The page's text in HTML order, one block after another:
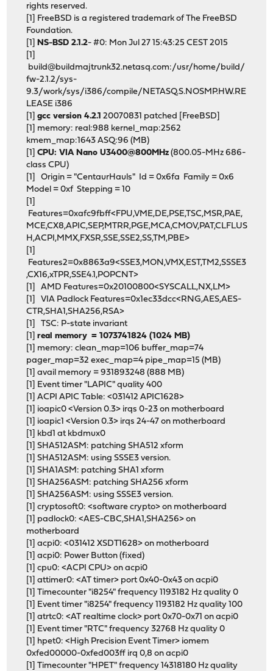
rights reserved.
[1] FreeBSD is a registered trademark of The FreeBSD
Foundation.
[1]NS-BSD 2.1.2- #0: Mon Jul 27 15:43:25 CEST 2015
[1]
build@buildmajtrunk32.netasq.com:/usr/home/build/
fw-2.1.2/sys-
9.3/work/sys/i386/compile/NETASQ.S.NOSMP.HW.RE
LEASE i386
[1]gcc version 4.2.1 20070831 patched [FreeBSD]
[1] memory: real:988 kernel_map:2562
kmem_map:1643 ASQ:96 (MB)
[1]CPU: VIA Nano U3400@800MHz (800.05-MHz 686-
class CPU)
[1] Origin = "CentaurHauls" Id = 0x6fa Family = 0x6
Model = 0xf Stepping = 10
[1]
Features=0xafc9fbff<FPU,VME,DE,PSE,TSC,MSR,PAE,
MCE,CX8,APIC,SEP,MTRR,PGE,MCA,CMOV,PAT,CLFLUS
H,ACPI,MMX,FXSR,SSE,SSE2,SS,TM,PBE>
[1]
Features2=0x8863a9<SSE3,MON,VMX,EST,TM2,SSSE3
,CX16,xTPR,SSE4.1,POPCNT>
[1] AMD Features=0x20100800<SYSCALL,NX,LM>
[1] VIA Padlock Features=0x1ec33dcc<RNG,AES,AES-
CTR,SHA1,SHA256,RSA>
[1] TSC: P-state invariant
[1]real memory = 1073741824 (1024 MB)
[1] memory: clean_map=106 buffer_map=74
pager_map=32 exec_map=4 pipe_map=15 (MB)
[1] avail memory = 931893248 (888 MB)
[1] Event timer "LAPIC" quality 400
[1] ACPI APIC Table: <031412 APIC1628>
[1] ioapic0 <Version 0.3> irqs 0-23 on motherboard
[1] ioapic1 <Version 0.3> irqs 24-47 on motherboard
[1] kbd1 at kbdmux0
[1] SHA512ASM: patching SHA512 xform
[1] SHA512ASM: using SSSE3 version.
[1] SHA1ASM: patching SHA1 xform
[1] SHA256ASM: patching SHA256 xform
[1] SHA256ASM: using SSSE3 version.
[1] cryptosoft0: <software crypto> on motherboard
[1] padlock0: <AES-CBC,SHA1,SHA256> on
motherboard
[1] acpi0: <031412 XSDT1628> on motherboard
[1] acpi0: Power Button (fixed)
[1] cpu0: <ACPI CPU> on acpi0
[1] attimer0: <AT timer> port 0x40-0x43 on acpi0
[1] Timecounter "i8254" frequency 1193182 Hz quality 0
[1] Event timer "i8254" frequency 1193182 Hz quality 100
[1] atrtc0: <AT realtime clock> port 0x70-0x71 on acpi0
[1] Event timer "RTC" frequency 32768 Hz quality 0
[1] hpet0: <High Precision Event Timer> iomem
0xfed00000-0xfed003ff irq 0,8 on acpi0
[1] Timecounter "HPET" frequency 14318180 Hz quality